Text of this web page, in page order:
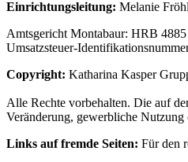
Einrichtungsleitung: Melanie
Amtsgericht Montabaur: HRB 4885
Umsatzsteuer-
Copyright: Katharina Kasper
Alle Rechte vorbehalten. Die auf
Veränderung, gewerbliche Nutzung
Links auf fremde Seiten: Für den